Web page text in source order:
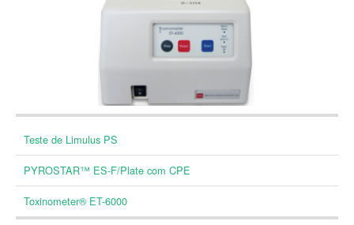
Teste de Limulus PS
PYROSTAR™ ES-F/Plate com CPE
Toxinometer® ET-6000